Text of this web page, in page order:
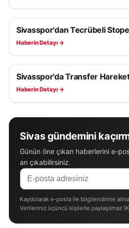
SIVASSPOR HABERLERI
Sivasspor'dan Tecrübeli
Haberin Detayı →
SIVASSPOR HABERLERI
Sivasspor'da Transfer
Haberin Detayı →
Sivas gündemini
Günün öne çıkan haberlerini e-
an çıkabilirsiniz.
Kaydolarak e-posta ile bilgilendirme
Verileriniz üçüncü kişilerle paylaşılmaz